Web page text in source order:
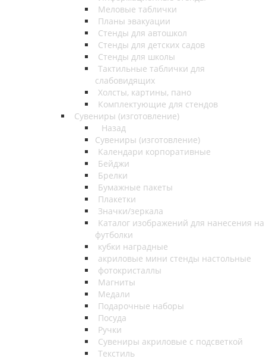
Меловые таблички
Планы эвакуации
Стенды для автошкол
Стенды для детских садов
Стенды для школы
Тактильные таблички для
слабовидящих
Холсты, картины, пано
Комплектующие для стендов
Сувениры (изготовление)
Назад
Сувениры (изготовление)
Календари корпоративные
Бейджи
Брелки
Бумажные пакеты
Плакетки
Значки/зеркала
Каталог изображений для нанесения на
футболки
кубки наградные
акриловые мини стенды настольные
фотокристаллы
Магниты
Медали
Подарочные наборы
Посуда
Ручки
Сувениры акриловые с подсветкой
Текстиль